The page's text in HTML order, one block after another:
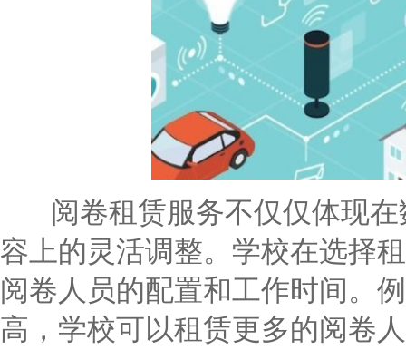
阅卷租赁服务不仅仅体现在
容上的灵活调整。学校在选择
阅卷人员的配置和工作时间。
高，学校可以租赁更多的阅卷